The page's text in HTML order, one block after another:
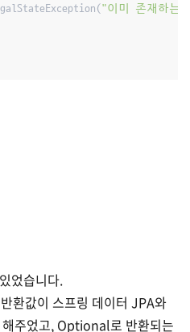
"이미 존재하는
었습니다.
환값이 스프링 데이터 JPA와
주었고, Optional로 반환되는